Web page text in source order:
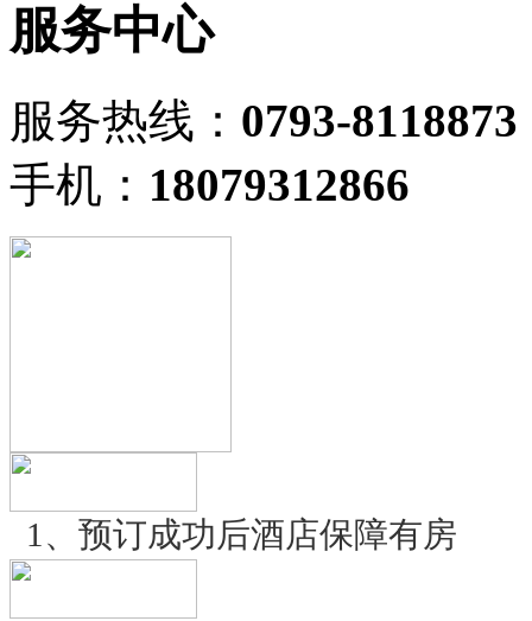
服务中心
服务热线： 0793-8118873
手机： 18079312866
1、预订成功后酒店保障有房